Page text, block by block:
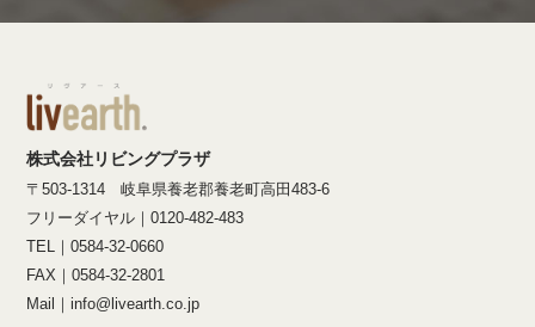
株式会社リビングプラザ
〒503-1314 岐阜県養老郡養老町高田483-6
フリーダイヤル｜0120-482-483
TEL｜0584-32-0660
FAX｜0584-32-2801
Mail｜info@livearth.co.jp